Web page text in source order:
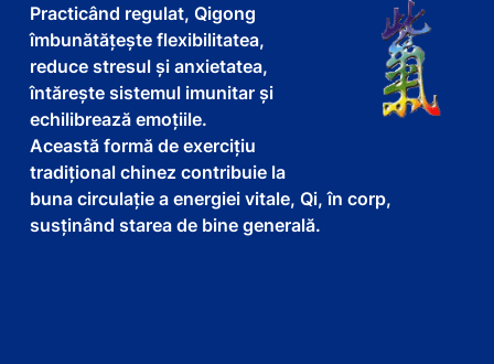
Practicând regulat, Qigong
îmbunătățește flexibilitatea,
reduce stresul și anxietatea,
întărește sistemul imunitar și
echilibrează emoțiile.
Această formă de exercițiu
tradițional chinez contribuie la
buna circulație a energiei vitale, Qi, în corp,
susținând starea de bine generală.